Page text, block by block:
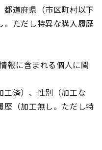
都道府県（市区町村以下
ただし特異な購入履歴
報に含まれる個人に関
工済）、性別（加工な
歴（加工無し。ただし特